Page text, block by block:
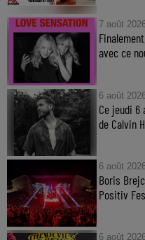
7 août
avec ce
6 août
Ce jeudi 6
de Calvin
6 août
Boris
Positiv
6 août